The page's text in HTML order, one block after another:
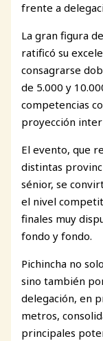
frente a
La gran figura
ratificó su
consagrarse
de 5.000 y
competencias
proyección
El evento, que
distintas
sénior, se
el nivel
finales muy
fondo y fondo.
Pichincha no
sino también
delegación, en
metros,
principales